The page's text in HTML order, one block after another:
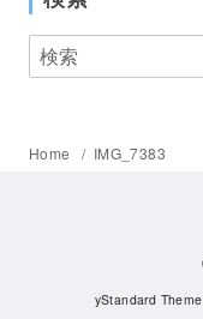
Home IMG_7383
yStandard Theme